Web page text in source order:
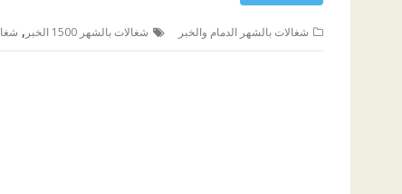
شغالات بالشهر الدمام والخبر شغالات بالشهر 1500 الخبر ,